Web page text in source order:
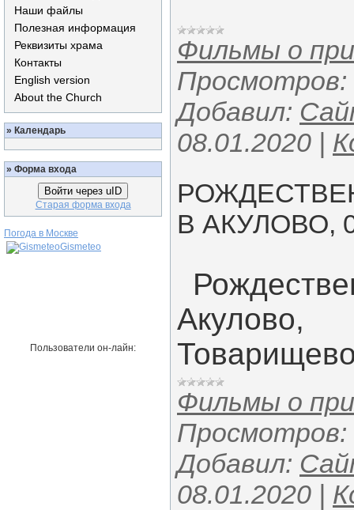
Наши файлы
Полезная информация
Реквизиты храма
Контакты
English version
About the Church
» Календарь
» Форма входа
Войти через uID
Старая форма входа
Погода в Москве
Gismeteo
Пользователи он-лайн:
Фильмы о
Просмотров:
Добавил:
08.01.2020 |
В АКУЛОВО,
Фильмы о
Просмотров:
Добавил:
08.01.2020 |